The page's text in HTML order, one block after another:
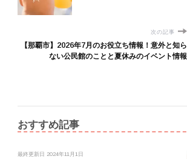
次の記事
【那覇市】2026年7月のお役立ち情報！意外と知ら
ない公民館のことと夏休みのイベント情報
おすすめ記事
最終更新日 2024年11月1日